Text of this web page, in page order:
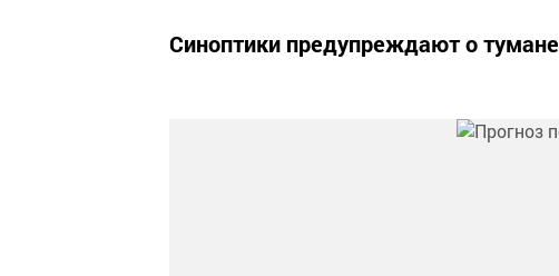
Синоптики предупреждают о тумане